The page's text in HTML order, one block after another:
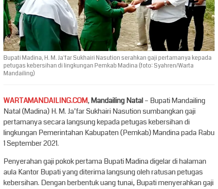
Bupati Madina, H. M. Ja'far Sukhairi Nasution serahkan gaji pertamanya kepada
petugas kebersihan di lingkungan Pemkab Madina (foto: Syahren/Warta
Mandailing)
WARTAMANDAILING.COM,Mandailing Natal– Bupati Mandailing
Natal (Madina) H. M. Ja’far Sukhairi Nasution sumbangkan gaji
pertamanya secara langsung kepada petugas kebersihan di
lingkungan Pemerintahan Kabupaten (Pemkab) Mandina pada Rabu
1 September 2021.
Penyerahan gaji pokok pertama Bupati Madina digelar di halaman
aula Kantor Bupati yang diterima langsung oleh ratusan petugas
kebersihan. Dengan berbentuk uang tunai, Bupati menyerahkan gaji